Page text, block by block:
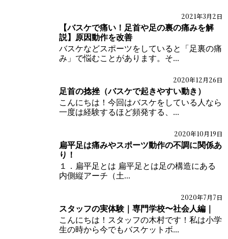
2021年3月2日
【バスケで痛い！足首や足の裏の痛みを解
説】原因動作を改善
バスケなどスポーツをしていると「足裏の痛
み」で悩むことがあります。そ...
2020年12月26日
足首の捻挫（バスケで起きやすい動き）
こんにちは！今回はバスケをしている人なら
一度は経験するほど頻発する、...
2020年10月19日
扁平足は痛みやスポーツ動作の不調に関係あ
り！
１．扁平足とは 扁平足とは足の構造にある
内側縦アーチ（土...
2020年7月7日
スタッフの実体験｜専門学校〜社会人編｜
こんにちは！スタッフの木村です！私は小学
生の時から今でもバスケットボ...